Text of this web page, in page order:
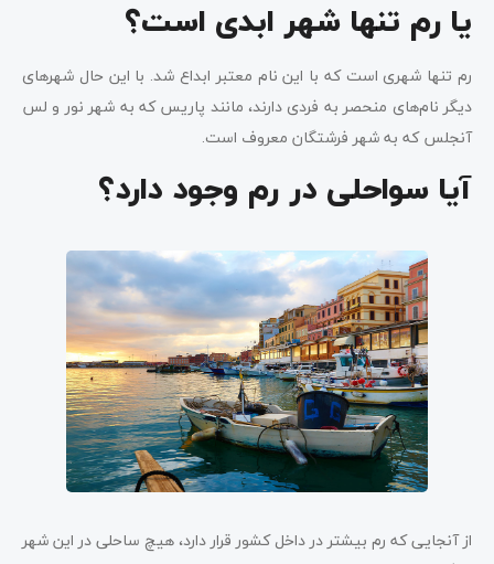
یا رم تنها شهر ابدی است؟
رم تنها شهری است که با این نام معتبر ابداع شد. با این حال شهرهای
دیگر نام‌های منحصر به فردی دارند، مانند پاریس که به شهر نور و لس
آنجلس که به شهر فرشتگان معروف است.
آیا سواحلی در رم وجود دارد؟
از آنجایی که رم بیشتر در داخل کشور قرار دارد، هیچ ساحلی در این شهر